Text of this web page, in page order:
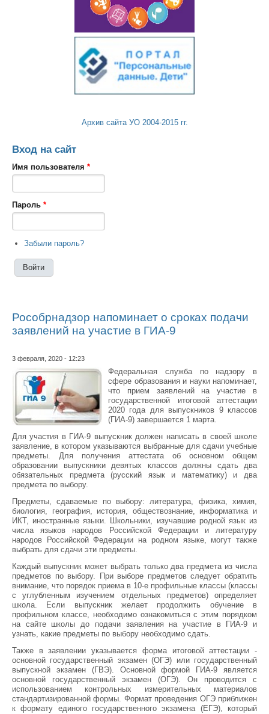
Архив сайта УО 2004-2015 гг.
Вход на сайт
Имя пользователя *
Пароль *
Забыли пароль?
Рособрнадзор напоминает о сроках подачи
заявлений на участие в ГИА-9
3 февраля, 2020 - 12:23
Федеральная служба по надзору в
сфере образования и науки напоминает,
что прием заявлений на участие в
государственной итоговой аттестации
2020 года для выпускников 9 классов
(ГИА-9) завершается 1 марта.
Для участия в ГИА-9 выпускник должен написать в своей школе
заявление, в котором указываются выбранные для сдачи учебные
предметы. Для получения аттестата об основном общем
образовании выпускники девятых классов должны сдать два
обязательных предмета (русский язык и математику) и два
предмета по выбору.
Предметы, сдаваемые по выбору: литература, физика, химия,
биология, география, история, обществознание, информатика и
ИКТ, иностранные языки. Школьники, изучавшие родной язык из
числа языков народов Российской Федерации и литературу
народов Российской Федерации на родном языке, могут также
выбрать для сдачи эти предметы.
Каждый выпускник может выбрать только два предмета из числа
предметов по выбору. При выборе предметов следует обратить
внимание, что порядок приема в 10-е профильные классы (классы
с углубленным изучением отдельных предметов) определяет
школа. Если выпускник желает продолжить обучение в
профильном классе, необходимо ознакомиться с этим порядком
на сайте школы до подачи заявления на участие в ГИА-9 и
узнать, какие предметы по выбору необходимо сдать.
Также в заявлении указывается форма итоговой аттестации -
основной государственный экзамен (ОГЭ) или государственный
выпускной экзамен (ГВЭ). Основной формой ГИА-9 является
основной государственный экзамен (ОГЭ). Он проводится с
использованием контрольных измерительных материалов
стандартизированной формы. Формат проведения ОГЭ приближен
к формату единого государственного экзамена (ЕГЭ), который